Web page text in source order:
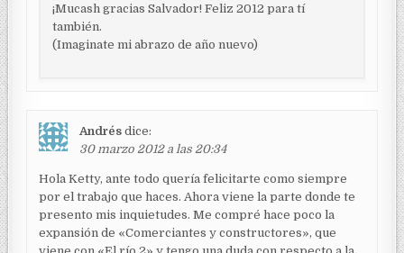
¡Mucash gracias Salvador! Feliz 2012 para tí
también.
(Imaginate mi abrazo de año nuevo)
Andrés dice:
30 marzo 2012 a las 20:34
Hola Ketty, ante todo quería felicitarte como siempre
por el trabajo que haces. Ahora viene la parte donde te
presento mis inquietudes. Me compré hace poco la
expansión de «Comerciantes y constructores», que